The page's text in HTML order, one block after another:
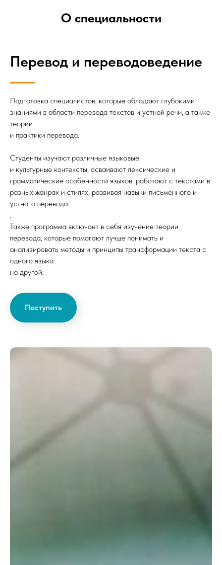
О специальности
Перевод и переводоведение
Подготовка специалистов, которые обладают глубокими
знаниями в области перевода текстов и устной речи, а также
теории
и практики перевода.
Студенты изучают различные языковые
и культурные контексты, осваивают лексические и
грамматические особенности языков, работают с текстами в
разных жанрах и стилях, развивая навыки письменного и
устного перевода.
.
Также программа включает в себя изучение теории
перевода, которые помогают лучше понимать и
анализировать методы и принципы трансформации текста с
одного языка
на другой.
Поступить